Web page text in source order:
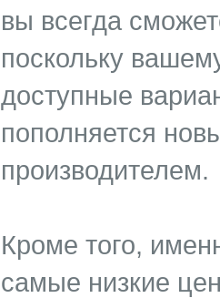
вы всегда
поскольку
доступные
пополняется
производителем.
Кроме того,
самые низкие